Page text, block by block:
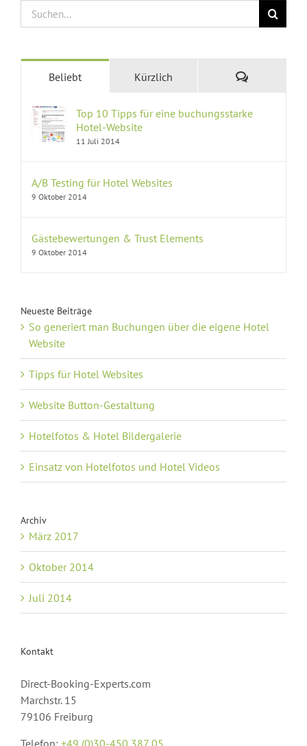
Suche
nach:
Beliebt Kürzlich Kommentare
Top 10 Tipps für eine buchungsstarke
Hotel-Website
11 Juli 2014
A/B Testing für Hotel Websites
9 Oktober 2014
Gästebewertungen & Trust Elements
9 Oktober 2014
Neueste Beiträge
So generiert man Buchungen über die eigene Hotel
Website
Tipps für Hotel Websites
Website Button-Gestaltung
Hotelfotos & Hotel Bildergalerie
Einsatz von Hotelfotos und Hotel Videos
Archiv
März 2017
Oktober 2014
Juli 2014
Kontakt
Direct-Booking-Experts.com
Marchstr. 15
79106 Freiburg